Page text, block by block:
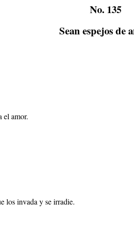
No. 135
Sean espejos de
el amor.
los invada y se irradie.